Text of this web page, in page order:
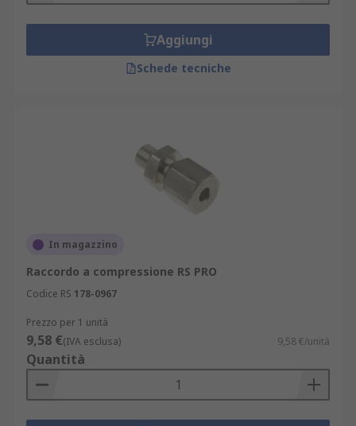
Aggiungi
Schede tecniche
In magazzino
Raccordo a compressione RS PRO
Codice RS 178-0967
Prezzo per 1 unità
9,58 €(IVA esclusa) 9,58 €/unità
Quantità